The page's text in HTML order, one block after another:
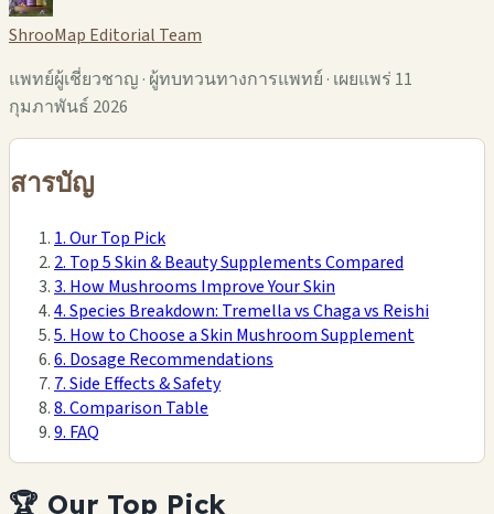
ShrooMap Editorial Team
แพทย์ผู้เชี่ยวชาญ · ผู้ทบทวนทางการแพทย์ · เผยแพร่ 11
กุมภาพันธ์ 2026
สารบัญ
1. Our Top Pick
2. Top 5 Skin & Beauty Supplements Compared
3. How Mushrooms Improve Your Skin
4. Species Breakdown: Tremella vs Chaga vs Reishi
5. How to Choose a Skin Mushroom Supplement
6. Dosage Recommendations
7. Side Effects & Safety
8. Comparison Table
9. FAQ
🏆 Our Top Pick